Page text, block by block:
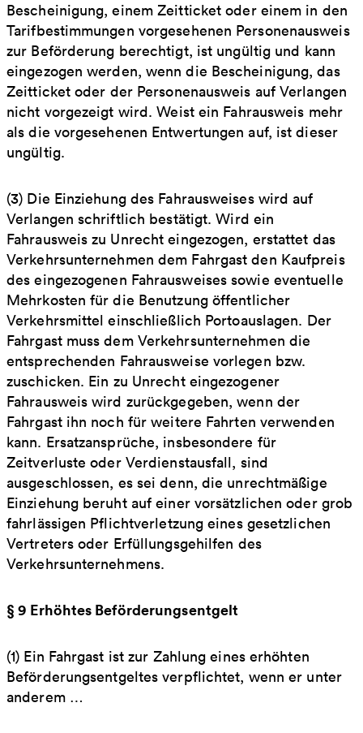
Bescheinigung, einem Zeitticket oder einem in den
Tarifbestimmungen vorgesehenen Personenausweis
zur Beförderung berechtigt, ist ungültig und kann
eingezogen werden, wenn die Bescheinigung, das
Zeitticket oder der Personenausweis auf Verlangen
nicht vorgezeigt wird. Weist ein Fahrausweis mehr
als die vorgesehenen Entwertungen auf, ist dieser
ungültig.
(3) Die Einziehung des Fahrausweises wird auf
Verlangen schriftlich bestätigt. Wird ein
Fahrausweis zu Unrecht eingezogen, erstattet das
Verkehrsunternehmen dem Fahrgast den Kaufpreis
des eingezogenen Fahrausweises sowie eventuelle
Mehrkosten für die Benutzung öffentlicher
Verkehrsmittel einschließlich Portoauslagen. Der
Fahrgast muss dem Verkehrsunternehmen die
entsprechenden Fahrausweise vorlegen bzw.
zuschicken. Ein zu Unrecht eingezogener
Fahrausweis wird zurückgegeben, wenn der
Fahrgast ihn noch für weitere Fahrten verwenden
kann. Ersatzansprüche, insbesondere für
Zeitverluste oder Verdienstausfall, sind
ausgeschlossen, es sei denn, die unrechtmäßige
Einziehung beruht auf einer vorsätzlichen oder grob
fahrlässigen Pflichtverletzung eines gesetzlichen
Vertreters oder Erfüllungsgehilfen des
Verkehrsunternehmens.
§ 9 Erhöhtes Beförderungsentgelt
(1) Ein Fahrgast ist zur Zahlung eines erhöhten
Beförderungsentgeltes verpflichtet, wenn er unter
anderem …